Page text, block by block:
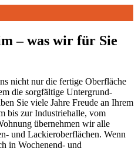
– was wir für Sie
nicht nur die fertige Oberfläche
die sorgfältige Untergrund-
Sie viele Jahre Freude an Ihrem
bis zur Industriehalle, vom
übernehmen wir alle
und Lackieroberflächen. Wenn
in Wochenend- und